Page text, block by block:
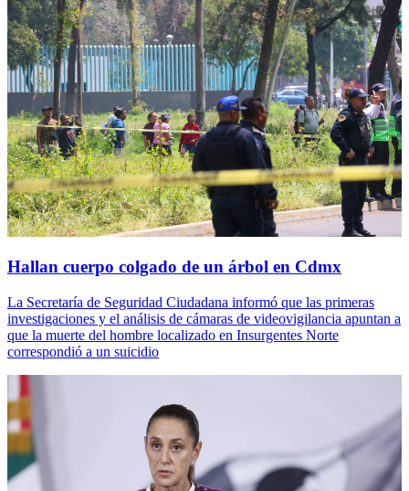
Hallan cuerpo colgado de un árbol en Cdmx
La Secretaría de Seguridad Ciudadana informó que las primeras
investigaciones y el análisis de cámaras de videovigilancia apuntan a
que la muerte del hombre localizado en Insurgentes Norte
correspondió a un suicidio